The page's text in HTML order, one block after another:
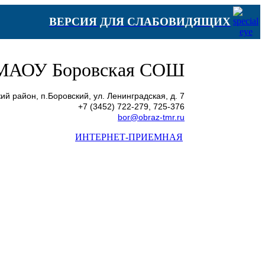
ВЕРСИЯ ДЛЯ СЛАБОВИДЯЩИХ
Боровская СОШ
район, п.Боровский, ул. Ленинградская, д. 7
+7 (3452) 722-279, 725-376
bor@obraz-tmr.ru
ИНТЕРНЕТ-ПРИЕМНАЯ